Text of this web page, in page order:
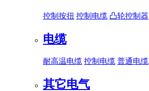
控制按扭 控制电缆 凸轮控制器
电缆
耐高温电缆 控制电缆 普通电缆
其它电气